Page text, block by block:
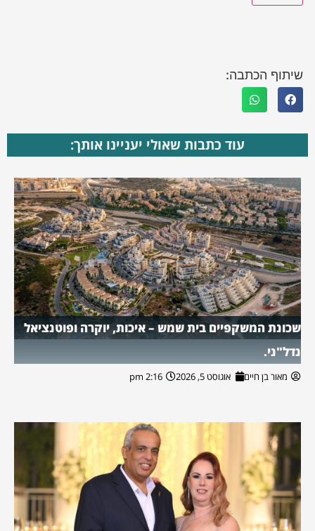
שיתוף הכתבה:
עוד כתבות שאולי יעניינו אותך:
שכונת המשקפיים בית שמש – איכות, יוקרה ופוטנציאל
נדל"ני.
מאור בן חיים אוגוסט 5, 2026 2:16 pm